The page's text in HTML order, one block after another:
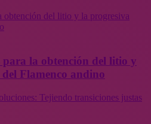
obtención del litio y la progresiva
para la obtención del litio y
Flamenco andino
Tejiendo transiciones justas